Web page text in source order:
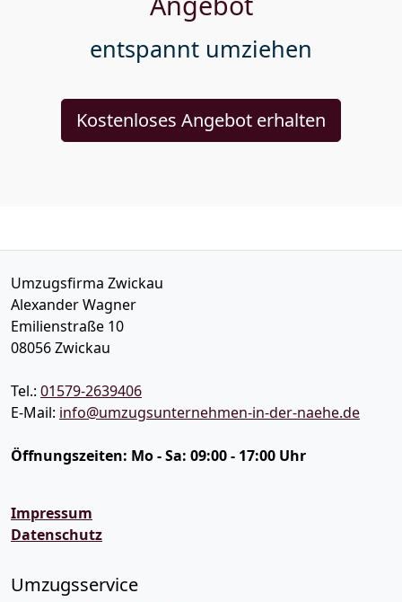
entspannt umziehen
Kostenloses Angebot erhalten
Umzugsfirma Zwickau
Alexander Wagner
Emilienstraße 10
08056Zwickau
Tel.: 01579-2639406
E-Mail: info@umzugsunternehmen-in-der-naehe.de
Öffnungszeiten: Mo - Sa: 09:00 - 17:00 Uhr
Impressum
Datenschutz
Umzugsservice